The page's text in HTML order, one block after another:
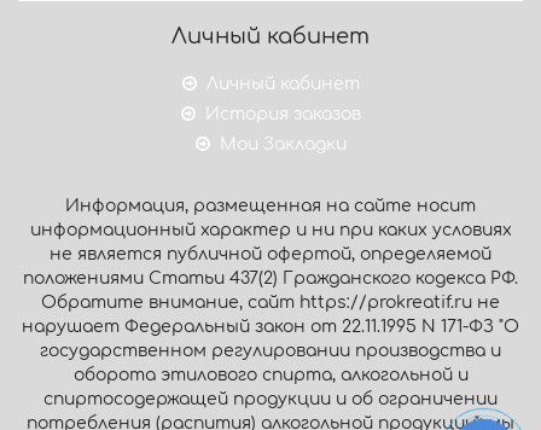
Личный кабинет
Личный кабинет
История заказов
Мои Закладки
Информация, размещенная на сайте носит
информационный характер и ни при каких условиях
не является публичной офертой, определяемой
положениями Статьи 437(2) Гражданского кодекса РФ.
Обратите внимание, сайт https://prokreatif.ru не
нарушает Федеральный закон от 22.11.1995 N 171-ФЗ "О
государственном регулировании производства и
оборота этилового спирта, алкогольной и
спиртосодержащей продукции и об ограничении
потребления (распития) алкогольной продукции": мы